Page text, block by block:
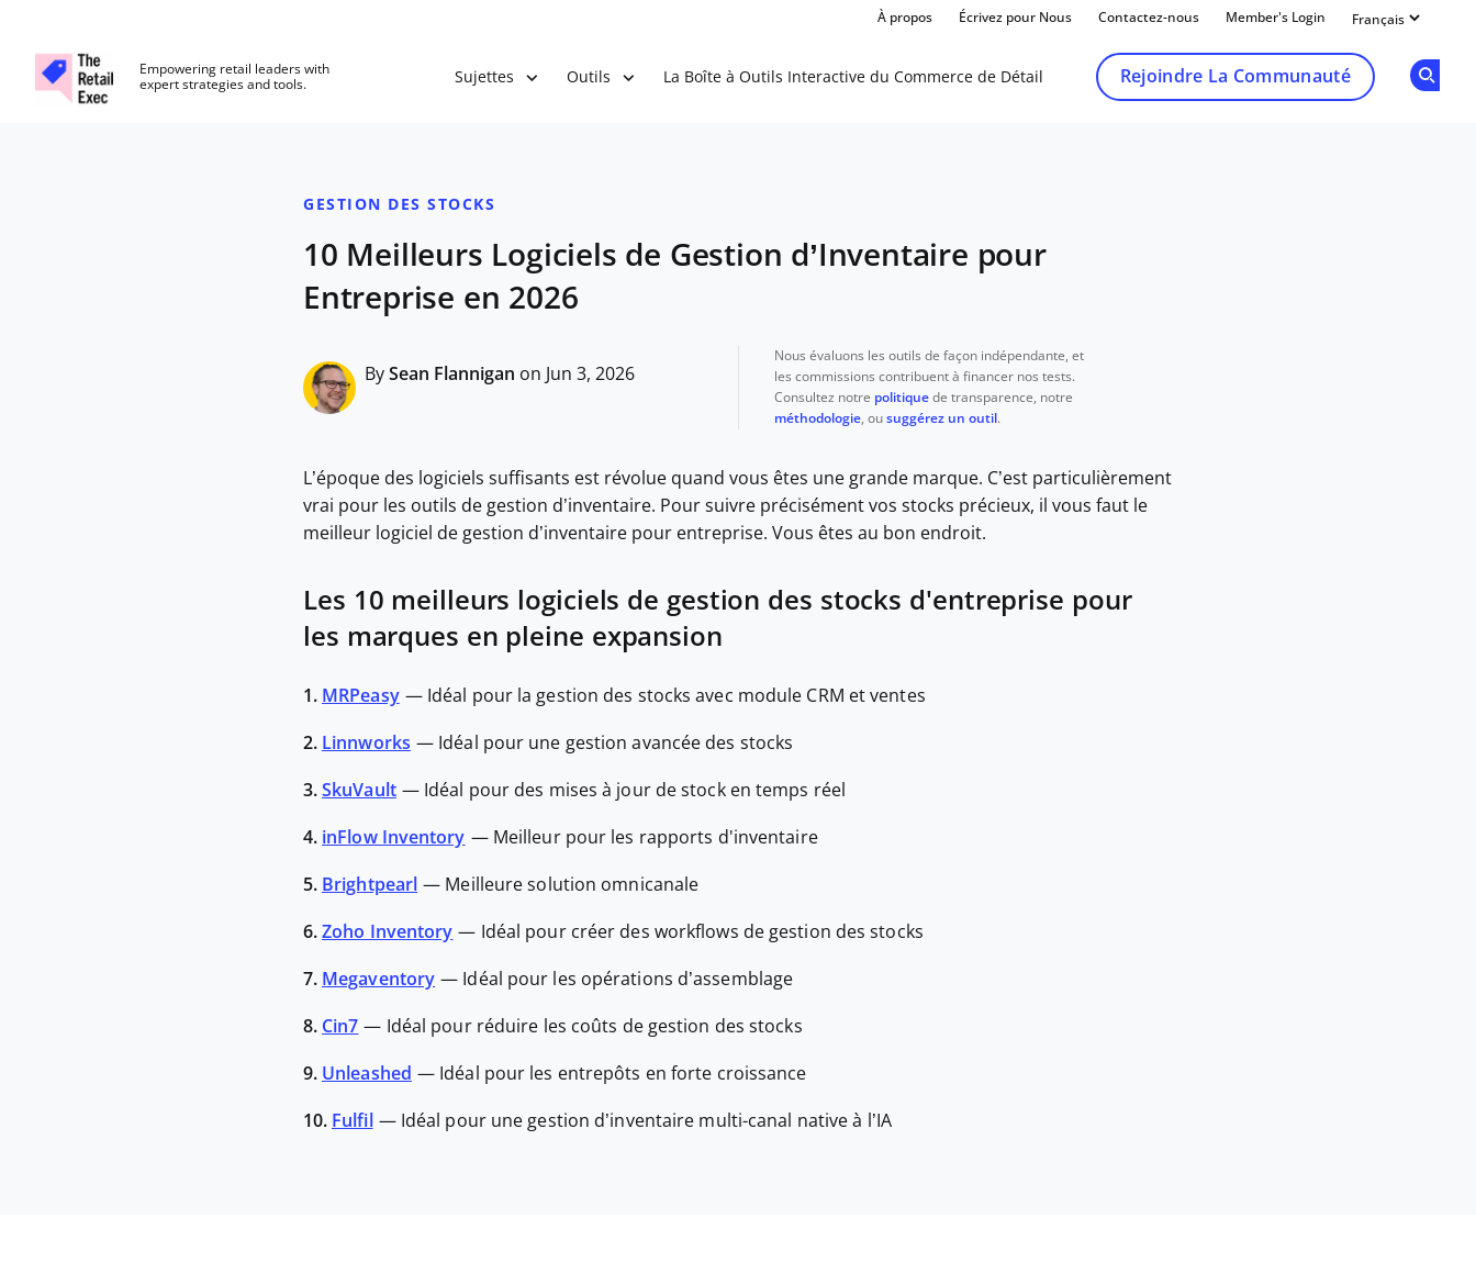
À propos Écrivez pour Nous Contactez-nous Member's Login
Empowering retail leaders with
expert strategies and tools.
Sujettes Outils La Boîte à Outils Interactive du Commerce de Détail Rejoindre La Communauté
GESTION DES STOCKS
10 Meilleurs Logiciels de Gestion d’Inventaire pour
Entreprise en 2026
By Sean Flannigan on Jun 3, 2026
Nous évaluons les outils de façon indépendante, et
les commissions contribuent à financer nos tests.
Consultez notre politiquede transparence, notre
méthodologie, ou suggérez un outil .
L’époque des logiciels suffisants est révolue quand vous êtes une grande marque. C’est particulièrement
vrai pour les outils de gestion d’inventaire. Pour suivre précisément vos stocks précieux, il vous faut le
meilleur logiciel de gestion d’inventaire pour entreprise. Vous êtes au bon endroit.
Les 10 meilleurs logiciels de gestion des stocks d'entreprise pour
les marques en pleine expansion
1. MRPeasy — Idéal pour la gestion des stocks avec module CRM et ventes
2. Linnworks — Idéal pour une gestion avancée des stocks
3. SkuVault — Idéal pour des mises à jour de stock en temps réel
4. inFlow Inventory — Meilleur pour les rapports d'inventaire
5. Brightpearl — Meilleure solution omnicanale
6. Zoho Inventory — Idéal pour créer des workflows de gestion des stocks
7. Megaventory — Idéal pour les opérations d’assemblage
8. Cin7 — Idéal pour réduire les coûts de gestion des stocks
9. Unleashed — Idéal pour les entrepôts en forte croissance
10. Fulfil — Idéal pour une gestion d’inventaire multi-canal native à l’IA